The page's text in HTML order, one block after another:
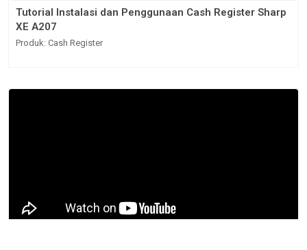
Tutorial Instalasi dan Penggunaan Cash Register Sharp
XE A207
Produk: Cash Register